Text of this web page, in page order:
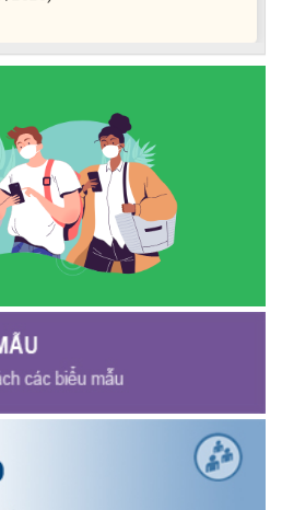
- CHỦ TỊCH UBND XÃ CƯ M’GAR
ương 3, khóa XIV của Tổng Bí
LAO ĐỘNG ĐI LÀM VIỆC TẠI HÀN
ĐẠI DIỆN TỈNH ĐẮK LẮK QUẢNG
LỄ NÔNG SẢN VÀ SẢN PHẨM
2026